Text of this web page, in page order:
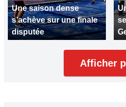
Une saison dense
s’achève sur une finale
disputée
Afficher